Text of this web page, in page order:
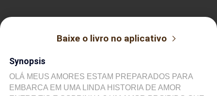
Baixe o livro no aplicativo
Synopsis
OLÁ MEUS AMORES ESTAM PREPARADOS PARA
EMBARCA EM UMA LINDA HISTORIA DE AMOR